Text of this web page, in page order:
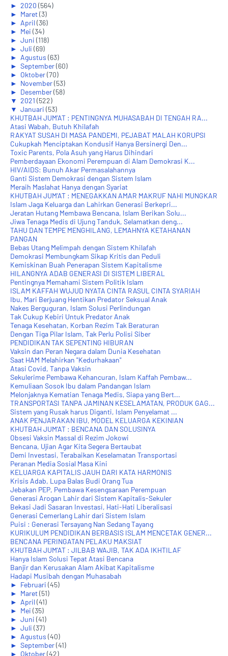
► 2020 (564)
► Maret(3)
► April(36)
► Mei (34)
► Juni (118)
► Juli (69)
► Agustus (63)
► September(60)
► Oktober(70)
► November(53)
► Desember(58)
▼ 2021 (522)
▼ Januari (53)
KHUTBAH JUM'AT : PENTINGNYA MUHASABAH DI TENGAH RA...
Atasi Wabah, Butuh Khilafah
RAKYAT SUSAH DI MASA PANDEMI, PEJABAT MALAH KORUPSI
Cukupkah Menciptakan Kondusif Hanya Bersinergi Den...
Toxic Parents, Pola Asuh yang Harus Dihindari
Pemberdayaan Ekonomi Perempuan di Alam Demokrasi K...
HIV/AIDS: Bunuh Akar Permasalahannya
Ganti Sistem Demokrasi dengan Sistem Islam
Meraih Maslahat Hanya dengan Syariat
KHUTBAH JUM'AT : MENEGAKKAN AMAR MAKRUF NAHI MUNGKAR
Islam Jaga Keluarga dan Lahirkan Generasi Berkepri...
Jeratan Hutang Membawa Bencana, Islam Berikan Solu...
Jiwa Tenaga Medis di Ujung Tanduk, Selamatkan deng...
TAHU DAN TEMPE MENGHILANG, LEMAHNYA KETAHANAN
PANGAN
Bebas Utang Melimpah dengan Sistem Khilafah
Demokrasi Membungkam Sikap Kritis dan Peduli
Kemiskinan Buah Penerapan Sistem Kapitalisme
HILANGNYA ADAB GENERASI DI SISTEM LIBERAL
Pentingnya Memahami Sistem Politik Islam
ISLAM KAFFAH WUJUD NYATA CINTA RASUL CINTA SYARIAH
Ibu, Mari Berjuang Hentikan Predator Seksual Anak
Nakes Berguguran, Islam Solusi Perlindungan
Tak Cukup Kebiri Untuk Predator Anak
Tenaga Kesehatan, Korban Rezim Tak Beraturan
Dengan Tiga Pilar Islam, Tak Perlu Polisi Siber
PENDIDIKAN TAK SEPENTING HIBURAN
Vaksin dan Peran Negara dalam Dunia Kesehatan
Saat HAM Melahirkan "Kedurhakaan"
Atasi Covid, Tanpa Vaksin
Sekulerime Pembawa Kehancuran, Islam Kaffah Pembaw...
Kemuliaan Sosok Ibu dalam Pandangan Islam
Melonjaknya Kematian Tenaga Medis, Siapa yang Bert...
TRANSPORTASI TANPA JAMINAN KESELAMATAN, PRODUK GAG...
Sistem yang Rusak harus Diganti, Islam Penyelamat ...
ANAK PENJARAKAN IBU, MODEL KELUARGA KEKINIAN
KHUTBAH JUM'AT : BENCANA DAN SOLUSINYA
Obsesi Vaksin Massal di Rezim Jokowi
Bencana, Ujian Agar Kita Segera Bertaubat
Demi Investasi, Terabaikan Keselamatan Transportasi
Peranan Media Sosial Masa Kini
KELUARGA KAPITALIS JAUH DARI KATA HARMONIS
Krisis Adab, Lupa Balas Budi Orang Tua
Jebakan PEP, Pembawa Kesengsaraan Perempuan
Generasi Arogan Lahir dari Sistem Kapitalis-Sekuler
Bekasi Jadi Sasaran Investasi, Hati-Hati Liberalisasi
Generasi Cemerlang Lahir dari Sistem Islam
Puisi : Generasi Tersayang Nan Sedang Tayang
KURIKULUM PENDIDIKAN BERBASIS ISLAM MENCETAK GENER...
BENCANA PERINGATAN PELAKU MAKSIAT
KHUTBAH JUM'AT : JILBAB WAJIB, TAK ADA IKHTILAF
Hanya Islam Solusi Tepat Atasi Bencana
Banjir dan Kerusakan Alam Akibat Kapitalisme
Hadapi Musibah dengan Muhasabah
► Februari (45)
► Maret(51)
► April(41)
► Mei (35)
► Juni (41)
► Juli (37)
► Agustus (40)
► September(41)
► Oktober(42)